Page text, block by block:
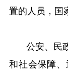
置的人员，国
公安、民
和社会保障